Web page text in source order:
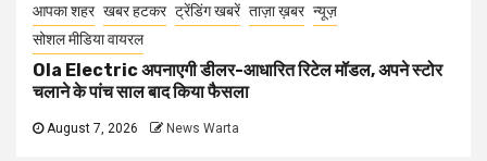
आपका शहर खबर हटकर ट्रेंडिंग खबरें ताज़ा ख़बर न्यूज़
सोशल मीडिया वायरल
Ola Electric अपनाएगी डीलर-आधारित रिटेल मॉडल, अपने स्टोर
चलाने के पांच साल बाद किया फैसला
August 7, 2026 News Warta